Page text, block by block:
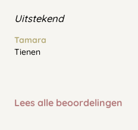
Uitstekend
Tamara
Tienen
Lees alle beoordelingen